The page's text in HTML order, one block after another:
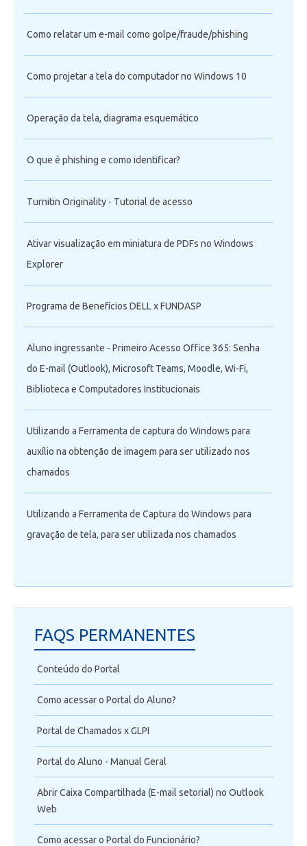
Como relatar um e-mail como golpe/fraude/phishing
Como projetar a tela do computador no Windows 10
Operação da tela, diagrama esquemático
O que é phishing e como identificar?
Turnitin Originality - Tutorial de acesso
Ativar visualização em miniatura de PDFs no Windows
Explorer
Programa de Benefícios DELL x FUNDASP
Aluno ingressante - Primeiro Acesso Office 365: Senha
do E-mail (Outlook), Microsoft Teams, Moodle, Wi-Fi,
Biblioteca e Computadores Institucionais
Utilizando a Ferramenta de captura do Windows para
auxílio na obtenção de imagem para ser utilizado nos
chamados
Utilizando a Ferramenta de Captura do Windows para
gravação de tela, para ser utilizada nos chamados
FAQS PERMANENTES
Conteúdo do Portal
Como acessar o Portal do Aluno?
Portal de Chamados x GLPI
Portal do Aluno - Manual Geral
Abrir Caixa Compartilhada (E-mail setorial) no Outlook
Web
Como acessar o Portal do Funcionário?